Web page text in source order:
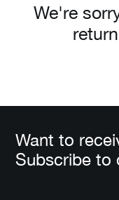
We're
Want to
Subscribe to